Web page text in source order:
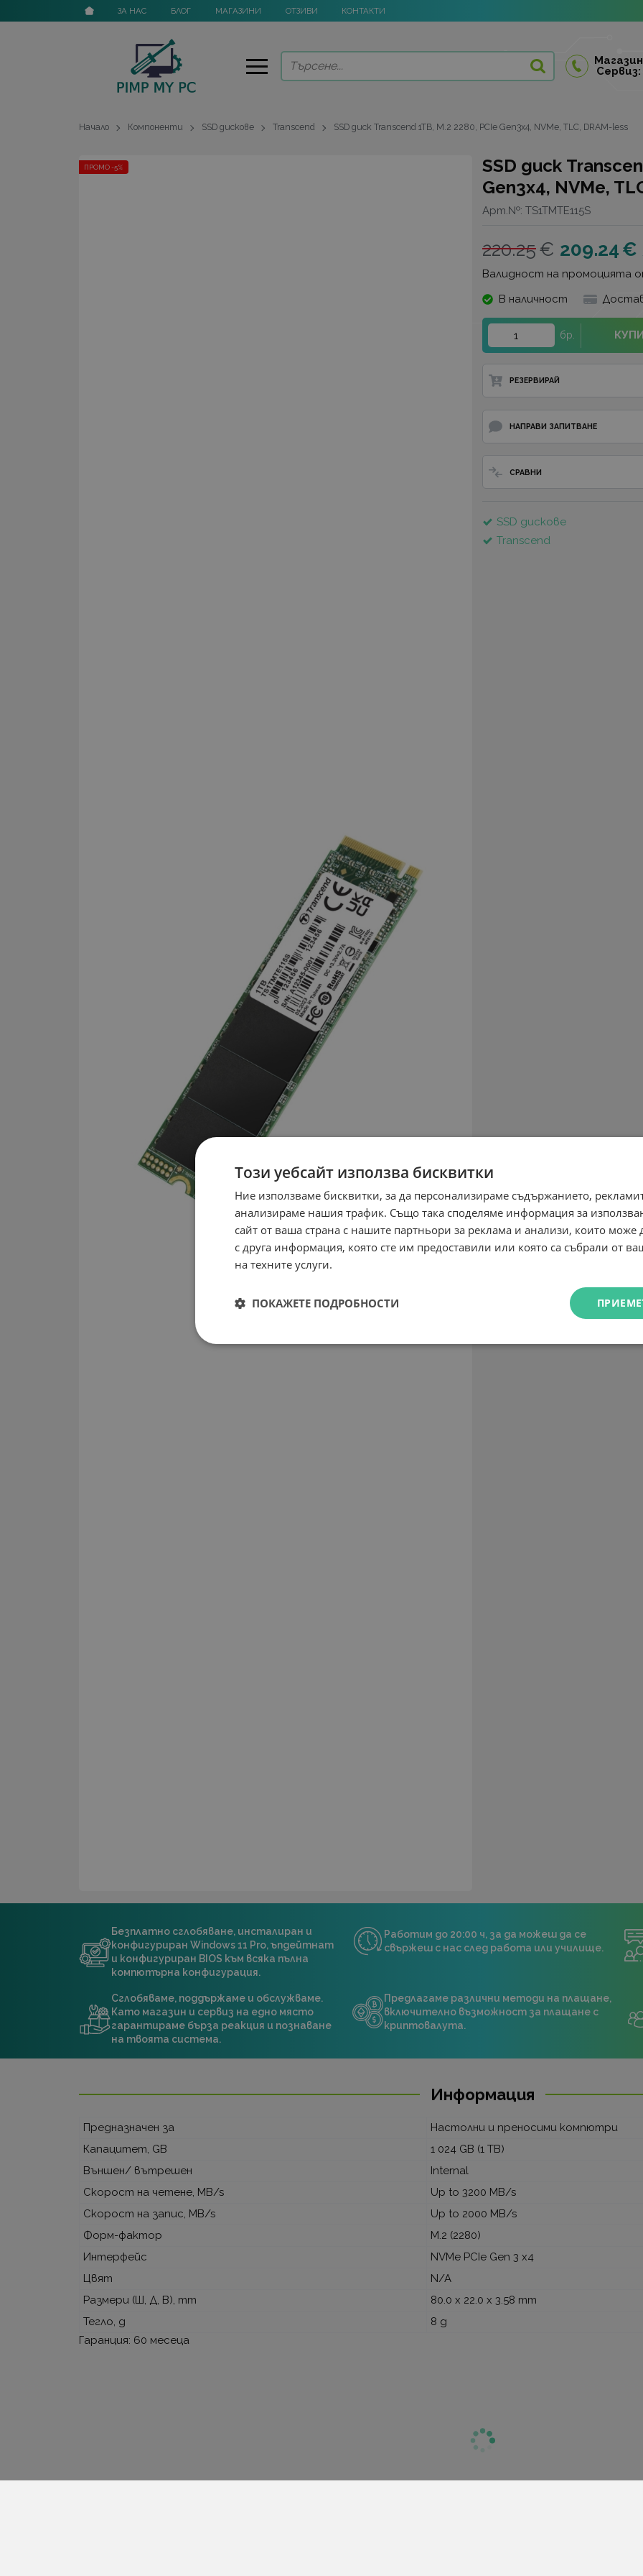
ЗА НАС БЛОГ МАГАЗИНИ ОТЗИВИ КОНТАКТИ
Начало Компоненти SSD дискове Transcend SSD диск Transcend 1TB, M.2 2280, PCIe Gen3x4, NVMe, TLC, DRAM-less
SSD диск
Gen3x4, NVMe,
Арт.№: TS1TMTE115S
ПРОМО -5%
220.25€ 209.24€
Валидност на промоцията
В наличност
бр. КУПИ
РЕЗЕРВИРАЙ
НАПРАВИ ЗАПИТВАНЕ
СРАВНИ
SSD дискове
Transcend
Безплатно сглобяване, инсталиран и
конфигуриран Windows 11 Pro, ъпдейтнат
и конфигуриран BIOS към всяка пълна
компютърна конфигурация.
Работим до 20:00 ч, за да можеш да се
свържеш с нас след работа или училище.
Сглобяваме, поддържаме и обслужваме.
Като магазин и сервиз на едно място
гарантираме бърза реакция и познаване
на твоята система.
Предлагаме различни методи на плащане,
включително възможност за плащане с
криптовалута.
Информация
Предназначен за
Настолни и преносими компютри
Капацитет, GB
1 024 GB (1 TB)
Външен/ вътрешен
Internal
Скорост на четене, MB/s
Up to 3200 MB/s
Скорост на запис, MB/s
Up to 2000 MB/s
Форм-фактор
M.2 (2280)
Интерфейс
NVMe PCIe Gen 3 x4
Цвят
N/A
Размери (Ш, Д, В), mm
80.0 x 22.0 x 3.58 mm
Тегло, g
8 g
Гаранция: 60 месеца
Този уебсайт използва бисквитки
Ние използваме бисквитки, за да персонализираме съдържанието,
анализираме нашия трафик. Също така споделяме информация за
сайт от ваша страна с нашите партньори за реклама и анализи, които може
с друга информация, която сте им предоставили или която са събрали от
на техните услуги.
ПОКАЖЕТЕ ПОДРОБНОСТИ